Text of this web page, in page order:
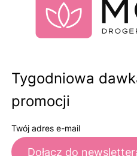
Tygodniowa
promocji
Twój adres e-mail
Dołącz do